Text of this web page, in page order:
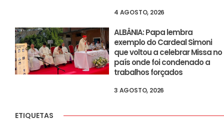
4 AGOSTO, 2026
ALBÂNIA: Papa lembra
exemplo do Cardeal Simoni
que voltou a celebrar Missa no
país onde foi condenado a
trabalhos forçados
3 AGOSTO, 2026
ETIQUETAS